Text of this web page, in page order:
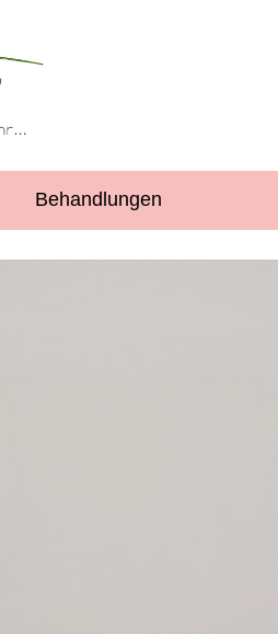
Behandlungen